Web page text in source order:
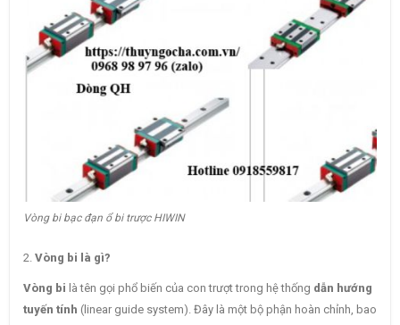
Vòng bi bạc đạn ổ bi trược HIWIN
2. Vòng bi là gì?
Vòng bi là tên gọi phổ biến của con trượt trong hệ thống dẫn hướng
tuyến tính (linear guide system). Đây là một bộ phận hoàn chỉnh, bao